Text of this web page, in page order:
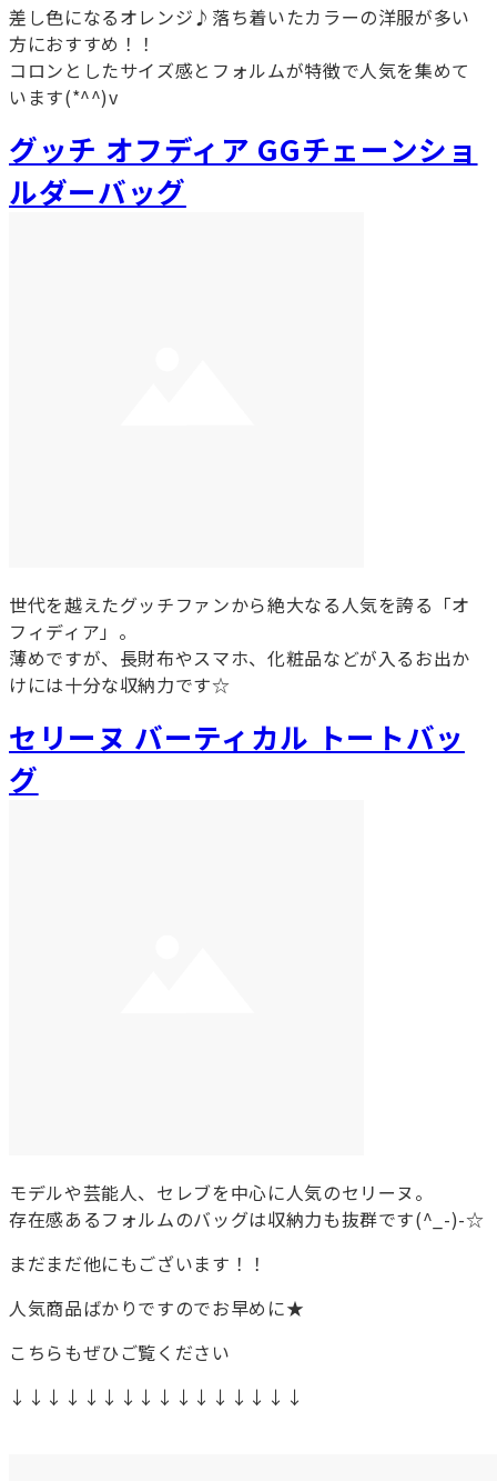
差し色になるオレンジ♪落ち着いたカラーの洋服が多い
方におすすめ！！
コロンとしたサイズ感とフォルムが特徴で人気を集めて
います(*^^)v
グッチ オフディア GGチェーンショ
ルダーバッグ
世代を越えたグッチファンから絶大なる人気を誇る「オ
フィディア」。
薄めですが、長財布やスマホ、化粧品などが入るお出か
けには十分な収納力です☆
セリーヌ バーティカル トートバッ
グ
モデルや芸能人、セレブを中心に人気のセリーヌ。
存在感あるフォルムのバッグは収納力も抜群です(^_-)-☆
まだまだ他にもございます！！
人気商品ばかりですのでお早めに★
こちらもぜひご覧ください
↓↓↓↓↓↓↓↓↓↓↓↓↓↓↓↓